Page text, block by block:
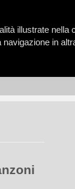
illustrate
in